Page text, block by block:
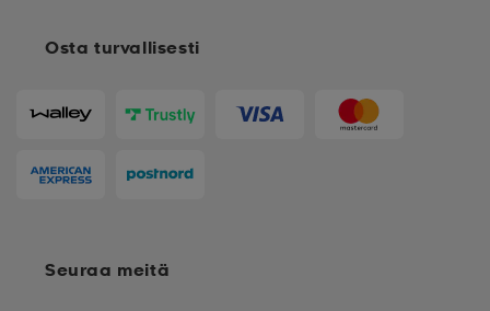
Osta turvallisesti
Seuraa meitä